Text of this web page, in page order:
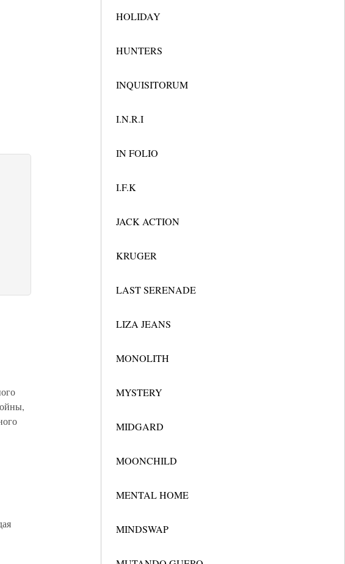
HOLIDAY
HUNTERS
INQUISITORUM
I.N.R.I
IN FOLIO
I.F.K
JACK ACTION
KRUGER
LAST SERENADE
LIZA JEANS
MONOLITH
MYSTERY
MIDGARD
MOONCHILD
MENTAL HOME
MINDSWAP